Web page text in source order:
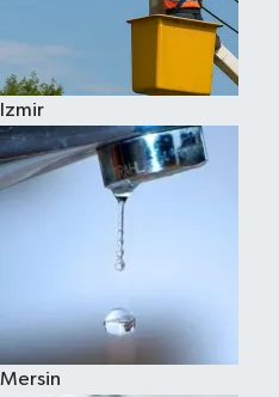
Izmir
Mersin